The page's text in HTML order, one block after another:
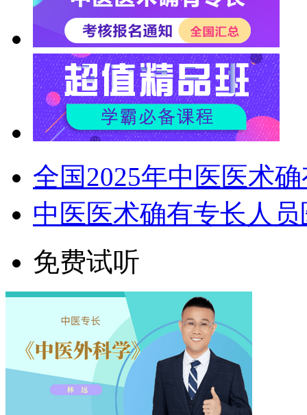
全国2025年中医医术
中医医术确有专长人
免费试听